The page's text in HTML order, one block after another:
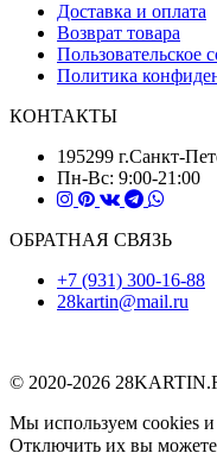
Доставка и оплата
Возврат товара
Пользовательское
Политика
КОНТАКТЫ
Пн-Вс: 9:00-21:00
ОБРАТНАЯ СВЯЗЬ
+7 (931) 300-16-88
28kartin@mail.ru
© 2020-2026
Мы используем cookies
Отключить их вы можете